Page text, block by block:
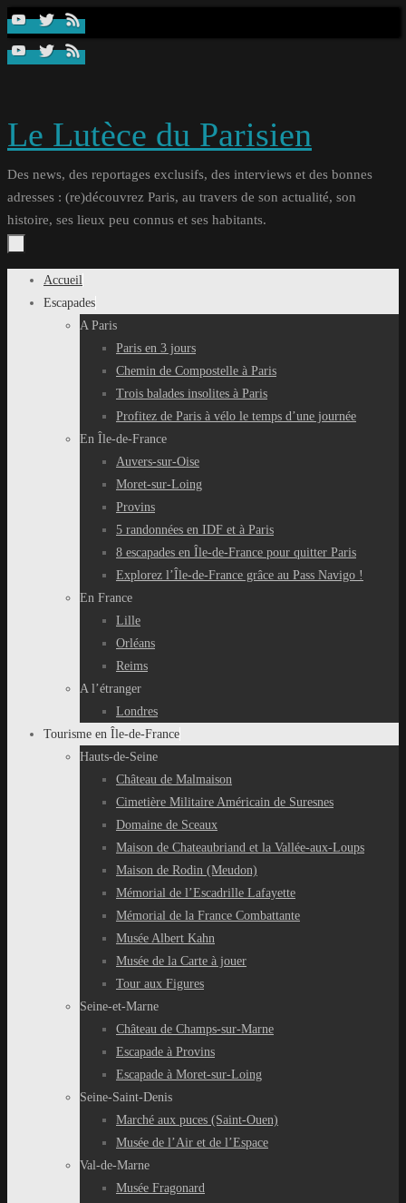
Passer
contenu
Le Lutèce du Parisien
Des news, des reportages exclusifs, des interviews et des bonnes
adresses : (re)découvrez Paris, au travers de son actualité, son
histoire, ses lieux peu connus et ses habitants.
Passer
Accueil
Escapades
A Paris
Paris en 3 jours
Chemin de Compostelle à Paris
Trois balades insolites à Paris
Profitez de Paris à vélo le temps d’une journée
En Île-de-France
Auvers-sur-Oise
Moret-sur-Loing
Provins
5 randonnées en IDF et à Paris
8 escapades en Île-de-France pour quitter Paris
Explorez l’Île-de-France grâce au Pass Navigo !
En France
Lille
Orléans
Reims
A l’étranger
Londres
Tourisme en Île-de-France
Hauts-de-Seine
Château de Malmaison
Cimetière Militaire Américain de Suresnes
Domaine de Sceaux
Maison de Chateaubriand et la Vallée-aux-Loups
Maison de Rodin (Meudon)
Mémorial de l’Escadrille Lafayette
Mémorial de la France Combattante
Musée Albert Kahn
Musée de la Carte à jouer
Tour aux Figures
Seine-et-Marne
Château de Champs-sur-Marne
Escapade à Provins
Escapade à Moret-sur-Loing
Seine-Saint-Denis
Marché aux puces (Saint-Ouen)
Musée de l’Air et de l’Espace
Val-de-Marne
Musée Fragonard